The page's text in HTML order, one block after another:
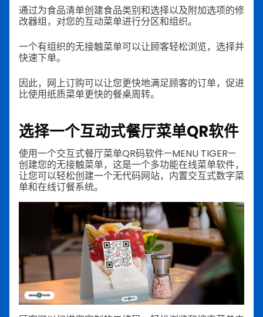
通过为食品清单创建食品类别和选择以及附加选项的修
改器组，对您的互动菜单进行分区和组织。
一个有组织的无接触菜单可以让顾客轻松浏览，选择并
快速下单。
因此，网上订购可以让您更快地满足顾客的订单，促进
比使用纸质菜单更快的餐桌周转。
选择一个互动式餐厅菜单QR软件
使用一个交互式餐厅菜单QR码软件—MENU TIGER—
创建您的无接触菜单，这是一个多功能在线菜单软件，
让您可以轻松创建一个无代码网站，内置交互式数字菜
单和在线订餐系统。